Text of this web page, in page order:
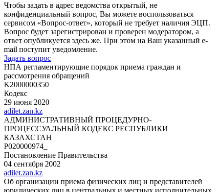
Чтобы задать в адрес ведомства открытый, не
конфиденциальный вопрос, Вы можете воспользоваться
сервисом «Вопрос-ответ», который не требует наличия ЭЦП.
Вопрос будет зарегистрирован и проверен модератором, а
ответ опубликуется здесь же. При этом на Ваш указанный e-
mail поступит уведомление.
Задать вопрос
НПА регламентирующие порядок приема граждан и
рассмотрения обращений
K2000000350
Кодекс
29 июня 2020
adilet.zan.kz
АДМИНИСТРАТИВНЫЙ ПРОЦЕДУРНО-
ПРОЦЕССУАЛЬНЫЙ КОДЕКС РЕСПУБЛИКИ
КАЗАХСТАН
P020000974_
Постановление Правительства
04 сентября 2002
adilet.zan.kz
Об организации приема физических лиц и представителей
юридических лиц в центральных и местных исполнительных